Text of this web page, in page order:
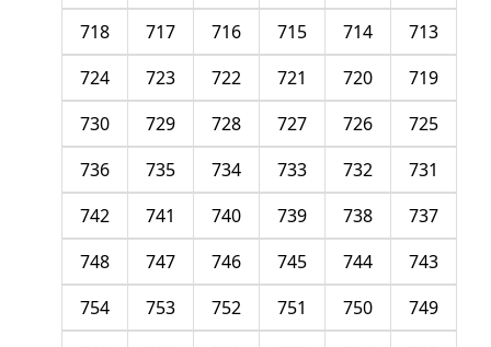
713
714
715
716
717
718
719
720
721
722
723
724
725
726
727
728
729
730
731
732
733
734
735
736
737
738
739
740
741
742
743
744
745
746
747
748
749
750
751
752
753
754